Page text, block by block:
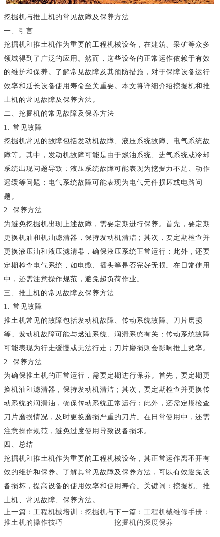
挖掘机与推土机的常见故障及保养方法
一、引言
挖掘机和推土机作为重要的工程机械设备，在建筑、采矿等众多
领域得到了广泛的应用。然而，这些设备的正常运作依赖于有效
的维护和保养。了解常见故障及其预防措施，对于保障设备运行
效率和延长设备使用寿命至关重要。本文将详细介绍挖掘机和推
土机的常见故障及保养方法。
二、挖掘机的常见故障及保养方法
1. 常见故障
挖掘机常见的故障包括发动机故障、液压系统故障、电气系统故
障等。其中，发动机故障可能是由于燃油系统、进气系统或冷却
系统出现问题导致；液压系统故障可能表现为挖掘力不足、动作
迟缓等问题；电气系统故障可能表现为电气元件损坏或电路问
题。
2. 保养方法
为避免挖掘机出现上述故障，需要定期进行保养。首先，要定期
更换机油和机油滤清器，保持发动机清洁；其次，要定期检查并
更换液压油和液压滤清器，确保液压系统正常运行；此外，还要
定期检查电气系统，如电缆、插头等是否完好无损。在日常使用
中，还需注意操作规范，避免超负荷作业。
三、推土机的常见故障及保养方法
1. 常见故障
推土机常见的故障包括发动机故障、传动系统故障、刀片磨损
等。发动机故障可能与燃油系统、润滑系统有关；传动系统故障
可能表现为行走缓慢或无法行走；刀片磨损则会影响推土效率。
2. 保养方法
为确保推土机的正常运行，需要定期进行保养。首先，要定期更
换机油和滤清器，保持发动机清洁；其次，要定期检查并更换传
动系统的润滑油，确保传动系统正常运行；此外，还需定期检查
刀片磨损情况，及时更换磨损严重的刀片。在日常使用中，还需
注意操作规范，避免过度使用导致设备损坏。
四、总结
挖掘机和推土机作为重要的工程机械设备，其正常运作离不开有
效的维护和保养。了解其常见故障及保养方法，可以有效避免设
备损坏，提高设备的使用效率和使用寿命。关键词：挖掘机、推
土机、常见故障、保养方法。
上一篇： 工程机械培训：挖掘机与
推土机的操作技巧
下一篇： 工程机械维修手册：
挖掘机的深度保养